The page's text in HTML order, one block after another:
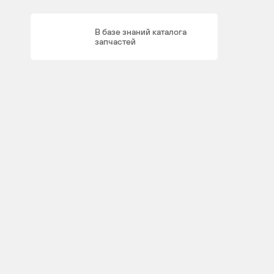
В базе знаний каталога
запчастей